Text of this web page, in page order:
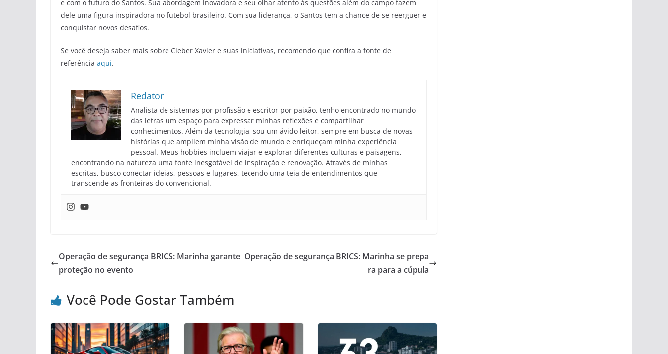
e com o futuro do Santos. Sua abordagem inovadora e seu olhar atento às questões além do campo fazem
dele uma figura inspiradora no futebol brasileiro. Com sua liderança, o Santos tem a chance de se reerguer e
conquistar novos desafios.
Se você deseja saber mais sobre Cleber Xavier e suas iniciativas, recomendo que confira a fonte de
referência aqui.
Redator
Analista de sistemas por profissão e escritor por paixão, tenho encontrado no mundo
das letras um espaço para expressar minhas reflexões e compartilhar
conhecimentos. Além da tecnologia, sou um ávido leitor, sempre em busca de novas
histórias que ampliem minha visão de mundo e enriqueçam minha experiência
pessoal. Meus hobbies incluem viajar e explorar diferentes culturas e paisagens,
encontrando na natureza uma fonte inesgotável de inspiração e renovação. Através de minhas
escritas, busco conectar ideias, pessoas e lugares, tecendo uma teia de entendimentos que
transcende as fronteiras do convencional.
Operação de segurança BRICS: Marinha garante
proteção no evento
Operação de segurança BRICS: Marinha se prepa
ra para a cúpula
Você Pode Gostar Também